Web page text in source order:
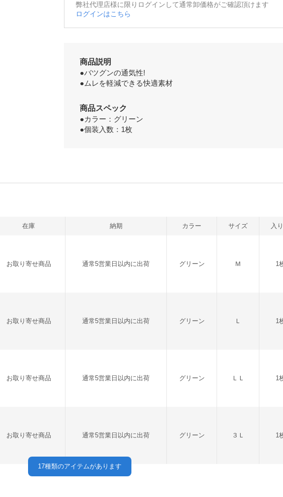
弊社代理店様に限りログインして通常卸価格がご確認頂けます
ログインはこちら
商品説明
●バツグンの通気性!
●ムレを軽減できる快適素材
商品スペック
●カラー：グリーン
●個装入数：1枚
在庫 納期 カラー サイズ 入
お取り寄せ商品 通常5営業日以内に出荷 グリーン Ｍ 1
お取り寄せ商品 通常5営業日以内に出荷 グリーン Ｌ 1
お取り寄せ商品 通常5営業日以内に出荷 グリーン ＬＬ 1
お取り寄せ商品 通常5営業日以内に出荷 グリーン ３Ｌ 1
17種類のアイテムがあります